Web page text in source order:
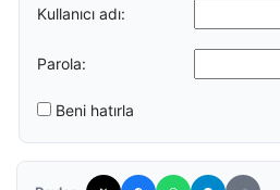
Kullanıcı adı:
Parola:
Beni hatırla